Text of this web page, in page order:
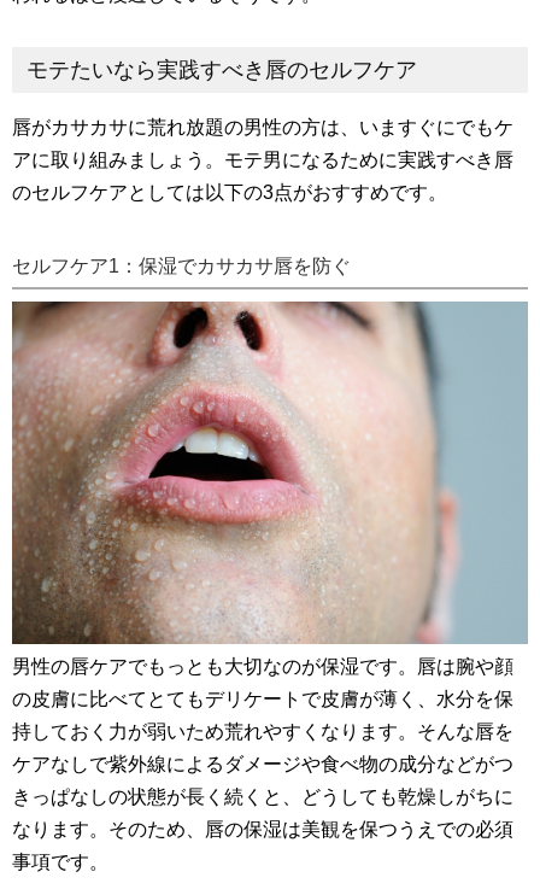
モテたいなら実践すべき唇のセルフケア
唇がカサカサに荒れ放題の男性の方は、いますぐにでもケ
アに取り組みましょう。モテ男になるために実践すべき唇
のセルフケアとしては以下の3点がおすすめです。
セルフケア1：保湿でカサカサ唇を防ぐ
男性の唇ケアでもっとも大切なのが保湿です。唇は腕や顔
の皮膚に比べてとてもデリケートで皮膚が薄く、水分を保
持しておく力が弱いため荒れやすくなります。そんな唇を
ケアなしで紫外線によるダメージや食べ物の成分などがつ
きっぱなしの状態が長く続くと、どうしても乾燥しがちに
なります。そのため、唇の保湿は美観を保つうえでの必須
事項です。